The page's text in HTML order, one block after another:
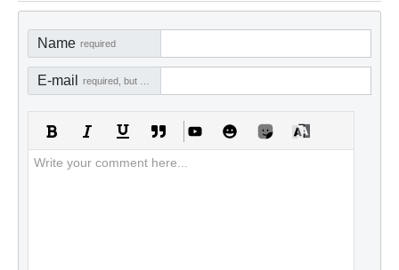
Name required
E-mail